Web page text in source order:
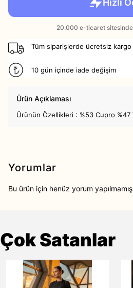
Tüm siparişlerde ücretsiz kargo
10 gün içinde iade değişim
Ürün Açıklaması
Ürünün Özellikleri : %53 Cupro %47
Yorumlar
Bu ürün için henüz yorum
Çok Satanlar